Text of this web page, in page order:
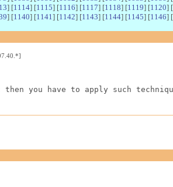
] [1114] [1115] [1116] [1117] [1118] [1119] [1120] [
] [1140] [1141 ] [1142] [1143] [1144] [1145] [1146] [
you have to apply such